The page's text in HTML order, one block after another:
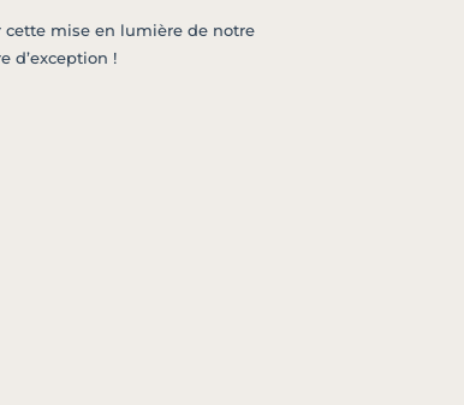
cette mise en lumière de notre
d’exception !